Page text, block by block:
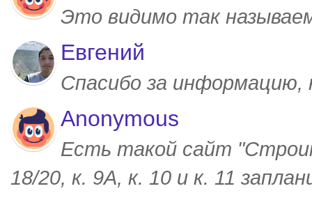
Это видимо так
Евгений
Спасибо за
Anonymous
Есть такой сайт
18/20, к. 9А, к. 10 и к. 11